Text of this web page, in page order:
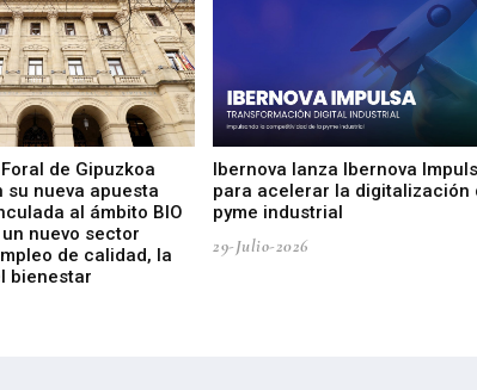
de Gipuzkoa
su nueva apuesta
al ámbito BIO
nuevo sector
de calidad, la
bienestar
Ibernova lanza Ibernova
para acelerar la digitalización
pyme industrial
29-Julio-2026